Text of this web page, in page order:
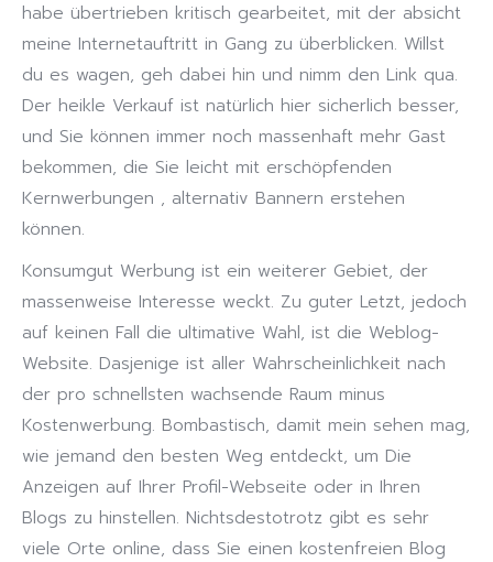
habe übertrieben kritisch gearbeitet, mit der absicht
meine Internetauftritt in Gang zu überblicken. Willst
du es wagen, geh dabei hin und nimm den Link qua.
Der heikle Verkauf ist natürlich hier sicherlich besser,
und Sie können immer noch massenhaft mehr Gast
bekommen, die Sie leicht mit erschöpfenden
Kernwerbungen , alternativ Bannern erstehen
können.
Konsumgut Werbung ist ein weiterer Gebiet, der
massenweise Interesse weckt. Zu guter Letzt, jedoch
auf keinen Fall die ultimative Wahl, ist die Weblog-
Website. Dasjenige ist aller Wahrscheinlichkeit nach
der pro schnellsten wachsende Raum minus
Kostenwerbung. Bombastisch, damit mein sehen mag,
wie jemand den besten Weg entdeckt, um Die
Anzeigen auf Ihrer Profil-Webseite oder in Ihren
Blogs zu hinstellen. Nichtsdestotrotz gibt es sehr
viele Orte online, dass Sie einen kostenfreien Blog